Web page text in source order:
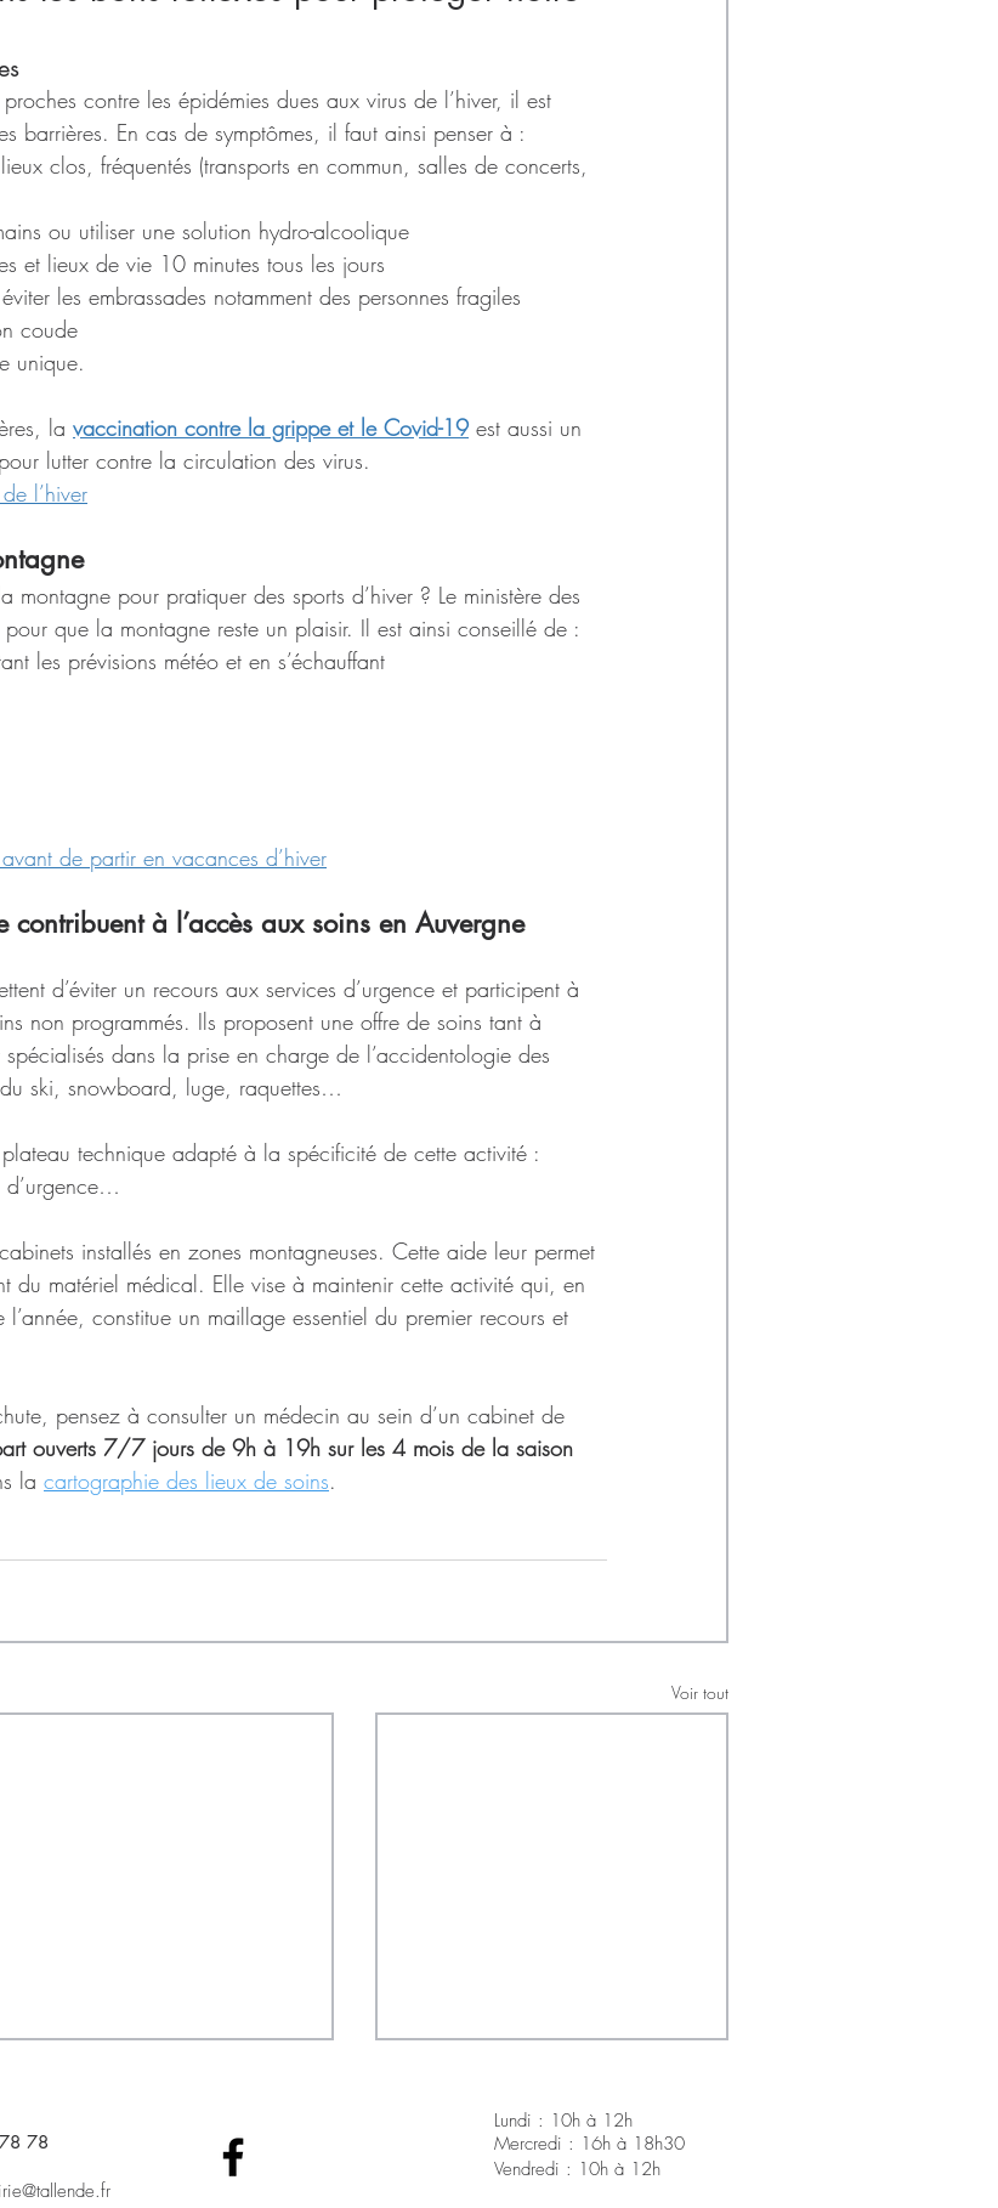
contre les épidémies dues aux virus de l’hiver, il est
barrières. En cas de symptômes, il faut ainsi penser à :
clos, fréquentés (transports en commun, salles de concerts,
ou utiliser une solution hydro-alcoolique
et lieux de vie 10 minutes tous les jours
les embrassades notamment des personnes fragiles
coude
unique.
la vaccination contre la grippe et le Covid-19 est aussi un
lutter contre la circulation des virus.
l’hiver
pour pratiquer des sports d’hiver ? Le ministère des
que la montagne reste un plaisir. Il est ainsi conseillé de :
les prévisions météo et en s’échauffant
de partir en vacances d’hiver
contribuent à l’accès aux soins en Auvergne
d’éviter un recours aux services d’urgence et participent à
non programmés. Ils proposent une offre de soins tant à
spécialisés dans la prise en charge de l’accidentologie des
ski, snowboard, luge, raquettes…
technique adapté à la spécificité de cette activité :
d’urgence…
installés en zones montagneuses. Cette aide leur permet
du matériel médical. Elle vise à maintenir cette activité qui, en
constitue un maillage essentiel du premier recours et
pensez à consulter un médecin au sein d’un cabinet de
ouverts 7/7 jours de 9h à 19h sur les 4 mois de la saison
la cartographie des lieux de soins.
Voir tout
78​
Lundi : 10h à 12h
Mercredi : 16h à 18h30
Vendredi : 10h à 12h